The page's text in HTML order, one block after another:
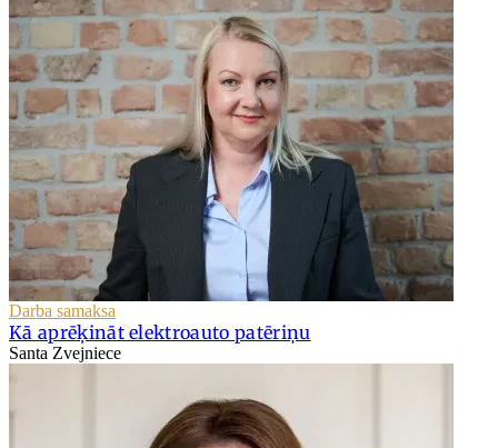
Darba samaksa
Kā aprēķināt elektroauto patēriņu
Santa Zvejniece